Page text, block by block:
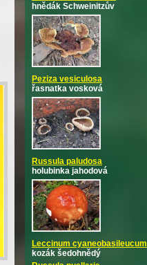
hnědák Schweinitzův
Peziza vesiculosa
řasnatka vosková
Russula paludosa
holubinka jahodová
Leccinum cyaneobasileucum
kozák šedohnědý